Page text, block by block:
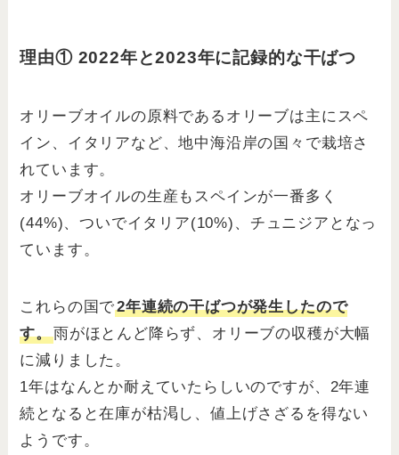
理由① 2022年と2023年に記録的な干ばつ
オリーブオイルの原料であるオリーブは主にスペ
イン、イタリアなど、地中海沿岸の国々で栽培さ
れています。
オリーブオイルの生産もスペインが一番多く
(44%)、ついでイタリア(10%)、チュニジアとなっ
ています。
これらの国で2年連続の干ばつが発生したので
す。雨がほとんど降らず、オリーブの収穫が大幅
に減りました。
1年はなんとか耐えていたらしいのですが、2年連
続となると在庫が枯渇し、値上げさざるを得ない
ようです。